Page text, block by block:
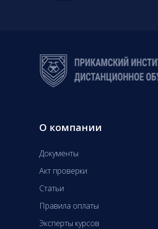
О компании
Документы
Акт проверки
Статьи
Правила оплаты
Эксперты курсов